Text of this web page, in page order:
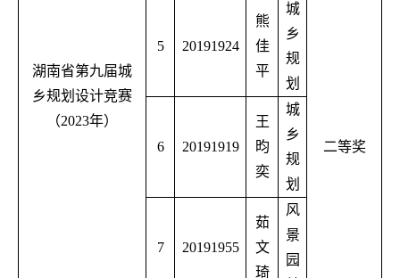
湖南省第九届城
乡规划设计竞赛
（2023年）
二等奖
5 20191924
熊
佳
平
城
乡
规
划
6 20191919
王
昀
奕
城
乡
规
划
7 20191955
茹
文
琦
风
景
园